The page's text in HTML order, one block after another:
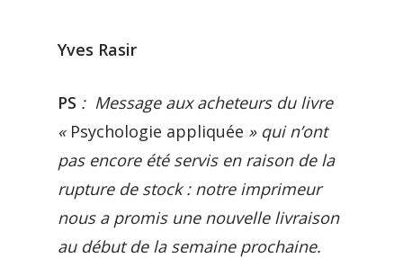
Yves Rasir
PS : Message aux acheteurs du livre
« Psychologie appliquée » qui n’ont
pas encore été servis en raison de la
rupture de stock : notre imprimeur
nous a promis une nouvelle livraison
au début de la semaine prochaine.